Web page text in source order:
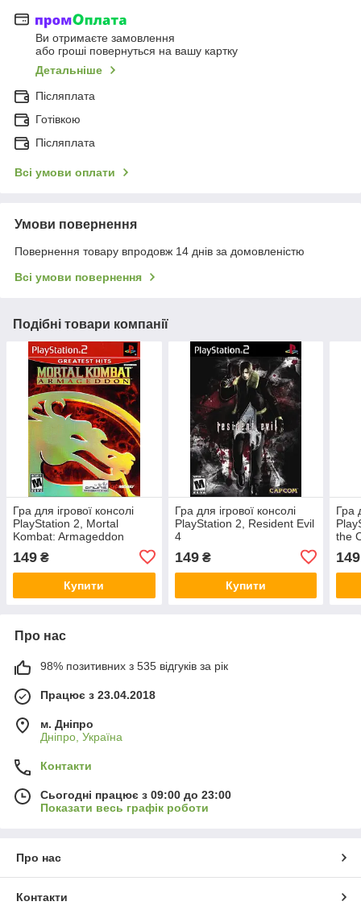
Ви отримаєте замовлення
або гроші повернуться на вашу картку
Детальніше
Післяплата
Готівкою
Післяплата
Всі умови оплати
Умови повернення
Повернення товару впродовж 14 днів за домовленістю
Всі умови повернення
Подібні товари компанії
Гра для ігрової консолі
PlayStation 2, Mortal
Kombat: Armageddon
149 ₴
Купити
Гра для ігрової консолі
PlayStation 2, Resident Evil
4
149₴
Купити
Гра
the
149
Про нас
98% позитивних з 535 відгуків за рік
Працює з 23.04.2018
м. Дніпро
Дніпро, Україна
Контакти
Сьогодні працює з 09:00 до 23:00
Показати весь графік роботи
Про нас
Контакти